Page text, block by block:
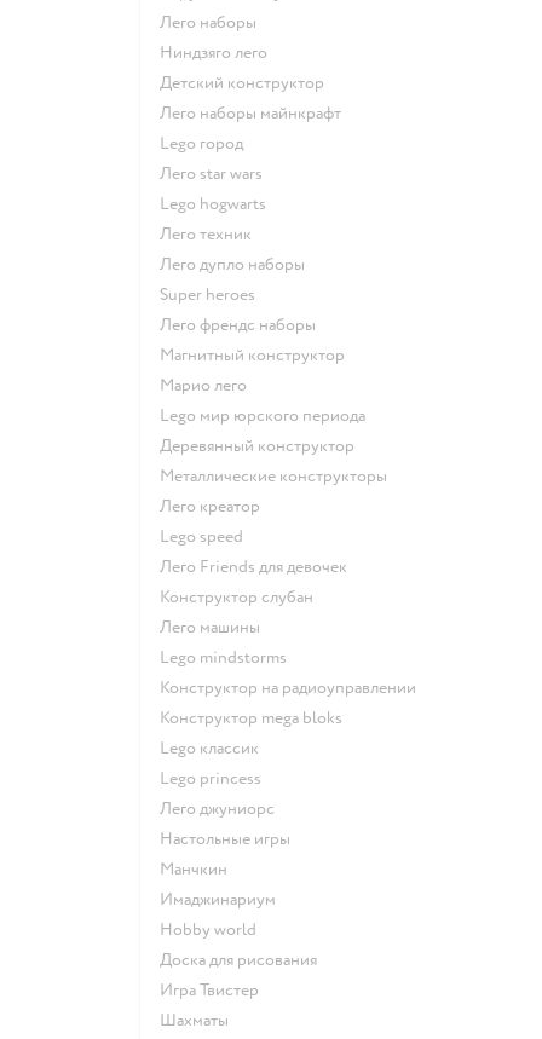
Лего наборы
Ниндзяго лего
Детский конструктор
Лего наборы майнкрафт
Lego город
Лего star wars
Lego hogwarts
Лего техник
Лего дупло наборы
Super heroes
Лего френдс наборы
Магнитный конструктор
Марио лего
Lego мир юрского периода
Деревянный конструктор
Металлические конструкторы
Лего креатор
Lego speed
Лего Friends для девочек
Конструктор слубан
Лего машины
Lego mindstorms
Конструктор на радиоуправлении
Конструктор mega bloks
Lego классик
Lego princess
Лего джуниорс
Настольные игры
Манчкин
Имаджинариум
Hobby world
Доска для рисования
Игра Твистер
Шахматы